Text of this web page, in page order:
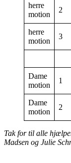
herre
motion
2
herre
motion
3
Dame
motion
1
Dame
motion
2
Tak for til alle
Madsen og Julie